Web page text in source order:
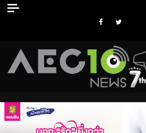
Skip
to
Facebook
Twitter